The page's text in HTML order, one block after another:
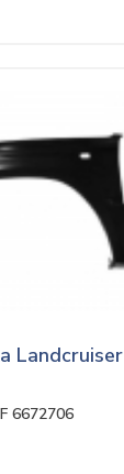
Landcruiser
6672706